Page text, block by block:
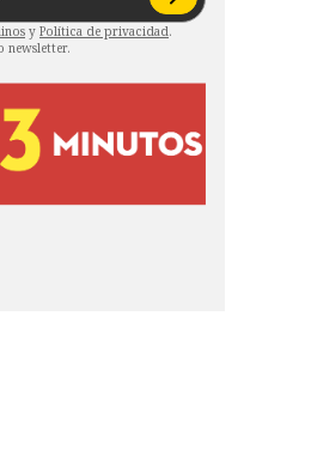
y Política de privacidad.
newsletter.